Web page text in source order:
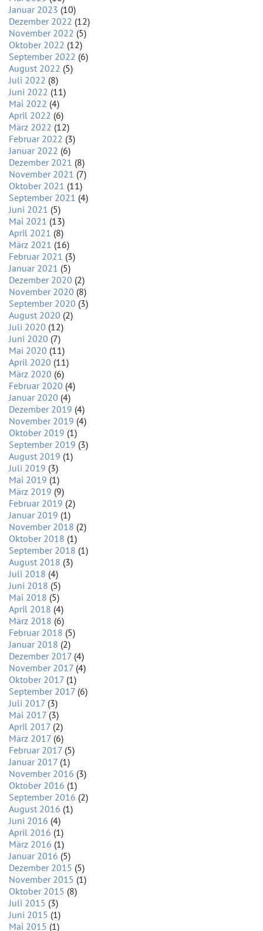
Januar 2023 (10)
Dezember 2022 (12)
November 2022 (5)
Oktober 2022 (12)
September 2022 (6)
August 2022 (5)
Juli 2022 (8)
Juni 2022 (11)
Mai 2022 (4)
April 2022 (6)
März 2022 (12)
Februar 2022 (3)
Januar 2022 (6)
Dezember 2021 (8)
November 2021 (7)
Oktober 2021 (11)
September 2021 (4)
Juni 2021 (5)
Mai 2021 (13)
April 2021 (8)
März 2021 (16)
Februar 2021 (3)
Januar 2021 (5)
Dezember 2020 (2)
November 2020 (8)
September 2020 (3)
August 2020 (2)
Juli 2020 (12)
Juni 2020 (7)
Mai 2020 (11)
April 2020 (11)
März 2020 (6)
Februar 2020 (4)
Januar 2020 (4)
Dezember 2019 (4)
November 2019 (4)
Oktober 2019 (1)
September 2019 (3)
August 2019 (1)
Juli 2019 (3)
Mai 2019 (1)
März 2019 (9)
Februar 2019 (2)
Januar 2019 (1)
November 2018 (2)
Oktober 2018 (1)
September 2018 (1)
August 2018 (3)
Juli 2018 (4)
Juni 2018 (5)
Mai 2018 (5)
April 2018 (4)
März 2018 (6)
Februar 2018 (5)
Januar 2018 (2)
Dezember 2017 (4)
November 2017 (4)
Oktober 2017 (1)
September 2017 (6)
Juli 2017 (3)
Mai 2017 (3)
April 2017 (2)
März 2017 (6)
Februar 2017 (5)
Januar 2017 (1)
November 2016 (3)
Oktober 2016 (1)
September 2016 (2)
August 2016 (1)
Juni 2016 (4)
April 2016 (1)
März 2016 (1)
Januar 2016 (5)
Dezember 2015 (5)
November 2015 (1)
Oktober 2015 (8)
Juli 2015 (3)
Juni 2015 (1)
Mai 2015 (1)